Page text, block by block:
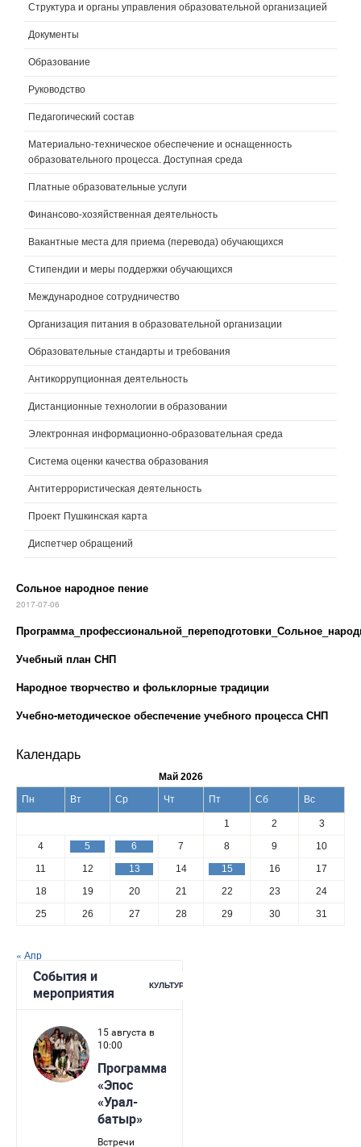
Структура и органы управления образовательной организацией
Документы
Образование
Руководство
Педагогический состав
Материально-техническое обеспечение и оснащенность
образовательного процесса. Доступная среда
Платные образовательные услуги
Финансово-хозяйственная деятельность
Вакантные места для приема (перевода) обучающихся
Стипендии и меры поддержки обучающихся
Международное сотрудничество
Организация питания в образовательной организации
Образовательные стандарты и требования
Антикоррупционная деятельность
Дистанционные технологии в образовании
Электронная информационно-образовательная среда
Система оценки качества образования
Антитеррористическая деятельность
Проект Пушкинская карта
Диспетчер обращений
Сольное народное пение
2017-07-06
Учебный план СНП
Народное творчество и фольклорные традиции
Учебно-методическое обеспечение учебного процесса СНП
Календарь
Май 2026
Пн
Вт Ср Чт Пт Сб Вс
1 2
3
4
5 6 7 8 9
10
11
12 13 14 15 16
17
18
19 20 21 22 23
24
25
26 27 28 29 30 31
« Апр